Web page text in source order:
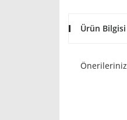
Ürün Bilgisi
Önerileriniz